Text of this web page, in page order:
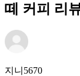
떼 커피 리
지니5670